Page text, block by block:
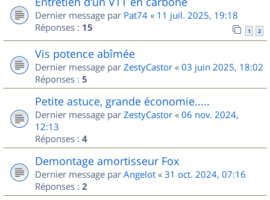
Dernier message par Pat74 « 11 juil. 2025, 19:18
Réponses : 15 1 2
Vis potence abîmée
Dernier message par ZestyCastor « 03 juin 2025, 18:02
Réponses : 5
Petite astuce, grande économie.....
Dernier message par ZestyCastor « 06 nov. 2024,
12:13
Réponses : 4
Demontage amortisseur Fox
Dernier message par Angelot « 31 oct. 2024, 07:16
Réponses : 2